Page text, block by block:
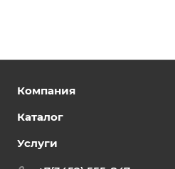
Компания
Каталог
Услуги